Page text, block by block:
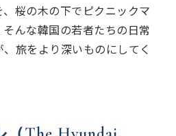
桜の木の下でピクニックマ
んな韓国の若者たちの日常
旅をより深いものにしてく